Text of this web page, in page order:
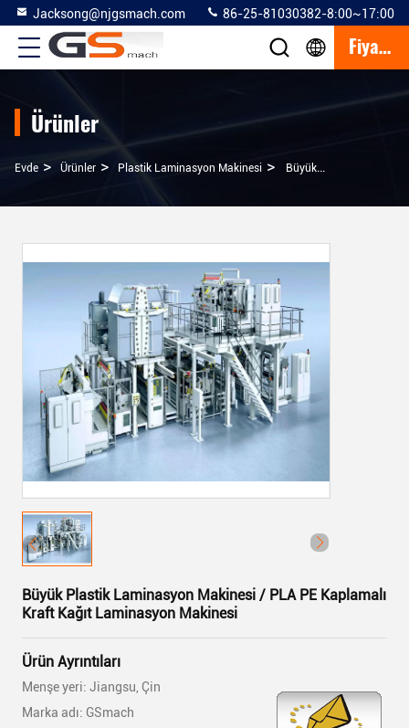
Jacksong@njgsmach.com 86-25-81030382-8:00~17:00
Fiyat Teklifi
Ürünler
Evde > Ürünler > Plastik Laminasyon Makinesi > Büyük Plastik Laminasyon Makinesi / PLA PE Kaplamalı Kraft Kağıt Laminasyon Makinesi
Büyük Plastik Laminasyon Makinesi / PLA PE Kaplamalı
Kraft Kağıt Laminasyon Makinesi
Ürün Ayrıntıları
Menşe yeri: Jiangsu, Çin
Marka adı: GSmach